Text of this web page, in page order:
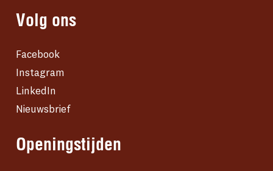
Volg ons
Facebook
Instagram
LinkedIn
Nieuwsbrief
Openingstijden